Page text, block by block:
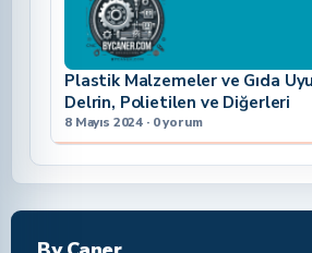
Plastik Malzemeler ve Gıda
Delrin, Polietilen ve Diğerleri
8 Mayıs 2024 · 0 yorum